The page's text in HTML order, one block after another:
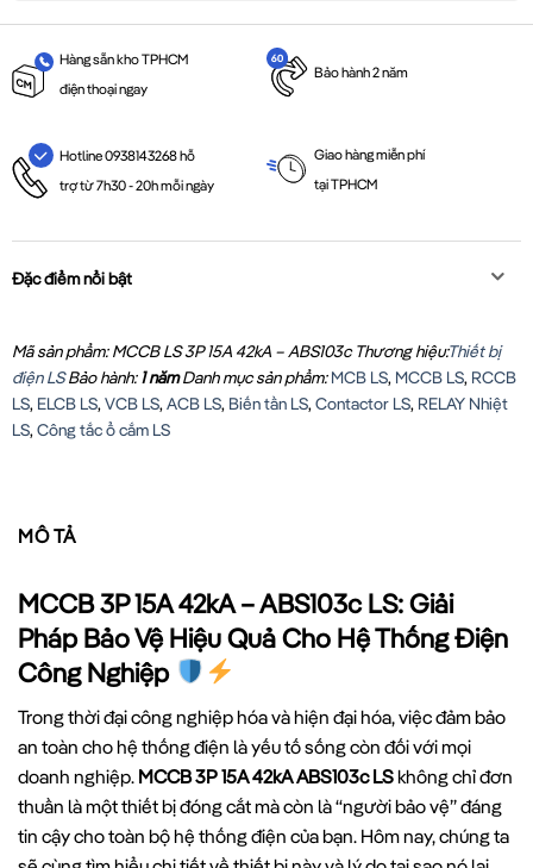
Hàng sẵn kho TPHCM
điện thoại ngay
Bảo hành 2 năm
Hotline 0938143268 hỗ
trợ từ 7h30 - 20h mỗi ngày
Giao hàng miễn phí
tại TPHCM
Đặc điểm nổi bật
Mã sản phẩm: MCCB LS 3P 15A 42kA – ABS103cThương hiệu:Thiết bị
điện LS Bảo hành:1 nămDanh mục sản phẩm:MCB LS, MCCB LS, RCCB
LS, ELCB LS,VCB LS,ACB LS, Biến tần LS,Contactor LS, RELAY Nhiệt
LS,Công tắc ổ cắm LS
MÔ TẢ
MCCB 3P 15A 42kA – ABS103c LS: Giải
Pháp Bảo Vệ Hiệu Quả Cho Hệ Thống Điện
Công Nghiệp
Trong thời đại công nghiệp hóa và hiện đại hóa, việc đảm bảo
an toàn cho hệ thống điện là yếu tố sống còn đối với mọi
doanh nghiệp. MCCB 3P 15A 42kA ABS103c LSkhông chỉ đơn
thuần là một thiết bị đóng cắt mà còn là “người bảo vệ” đáng
tin cậy cho toàn bộ hệ thống điện của bạn. Hôm nay, chúng ta